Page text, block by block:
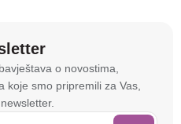
o novostima,
koje smo pripremili za Vas,
i pristupali
To nam omogućuje
stranice, analiziramo